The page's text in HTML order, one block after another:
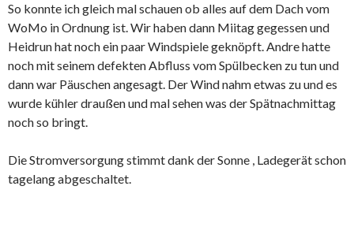
So konnte ich gleich mal schauen ob alles auf dem Dach vom
WoMo in Ordnung ist. Wir haben dann Miitag gegessen und
Heidrun hat noch ein paar Windspiele geknöpft. Andre hatte
noch mit seinem defekten Abfluss vom Spülbecken zu tun und
dann war Päuschen angesagt. Der Wind nahm etwas zu und es
wurde kühler draußen und mal sehen was der Spätnachmittag
noch so bringt.
Die Stromversorgung stimmt dank der Sonne , Ladegerät schon
tagelang abgeschaltet.